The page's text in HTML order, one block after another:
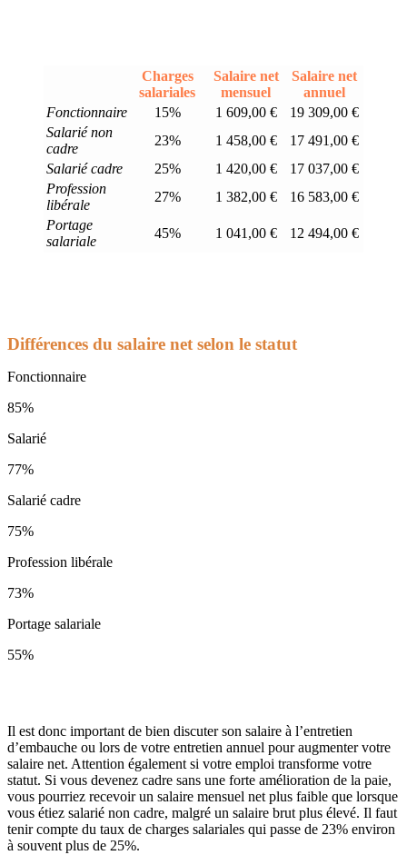
Charges
salariales
Salaire net
mensuel
Salaire net
annuel
Fonctionnaire
15% 1 609,00 €
19 309,00 €
Salarié non
cadre
23% 1 458,00 €
17 491,00 €
Salarié cadre
25% 1 420,00 €
17 037,00 €
Profession
libérale
27% 1 382,00 €
16 583,00 €
Portage
salariale
45% 1 041,00 € 12 494,00 €
Différences du salaire net selon le statut
Fonctionnaire
85%
Salarié
77%
Salarié cadre
75%
Profession libérale
73%
Portage salariale
55%
Il est donc important de bien discuter son salaire à l’entretien
d’embauche ou lors de votre entretien annuel pour augmenter votre
salaire net. Attention également si votre emploi transforme votre
statut. Si vous devenez cadre sans une forte amélioration de la paie,
vous pourriez recevoir un salaire mensuel net plus faible que lorsque
vous étiez salarié non cadre, malgré un salaire brut plus élevé. Il faut
tenir compte du taux de charges salariales qui passe de 23% environ
à souvent plus de 25%.